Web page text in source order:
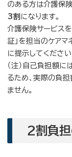
のある方は介護保
3割 になります。
介護保険サービス
証」を担当のケア
に提示してください
（注）自己負担額に
るため、実際の負
ません。
2割負